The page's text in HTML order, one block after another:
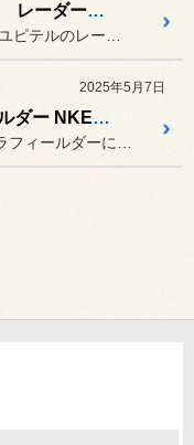
BMW X2 U10 ユピテル レーダー取り付け
2025年5月7日
トヨタ カローラフィールダー NKE165G テイン フレックスZ 取り付け、アライメント調整